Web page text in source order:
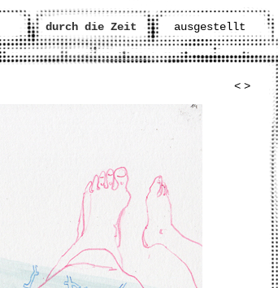
durch die Zeit ausgestellt
< >